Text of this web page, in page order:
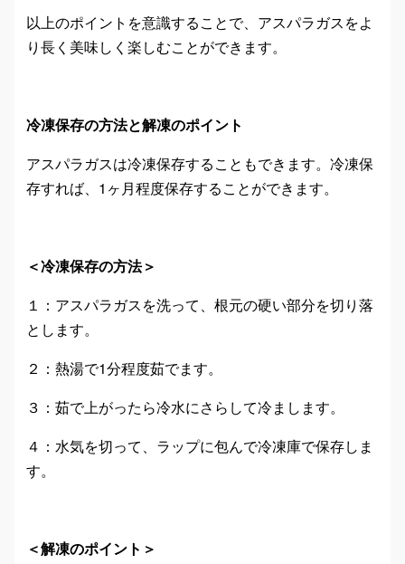
以上のポイントを意識することで、アスパラガスをよ
り長く美味しく楽しむことができます。
冷凍保存の方法と解凍のポイント
アスパラガスは冷凍保存することもできます。冷凍保
存すれば、1ヶ月程度保存することができます。
＜冷凍保存の方法＞
１：アスパラガスを洗って、根元の硬い部分を切り落
とします。
２：熱湯で1分程度茹でます。
３：茹で上がったら冷水にさらして冷まします。
４：水気を切って、ラップに包んで冷凍庫で保存しま
す。
＜解凍のポイント＞